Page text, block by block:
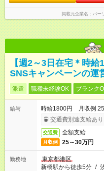
掲載元企業名 パー
【週2～3日在宅＊時給
SNSキャンペーンの運
派遣 職種未経験OK ブランク
給与
時給1800円 月収例
交通費別途支給あり
交通費 全額支給
月収例 25～30万円
勤務地
東京都港区
新橋駅から徒歩5分 /